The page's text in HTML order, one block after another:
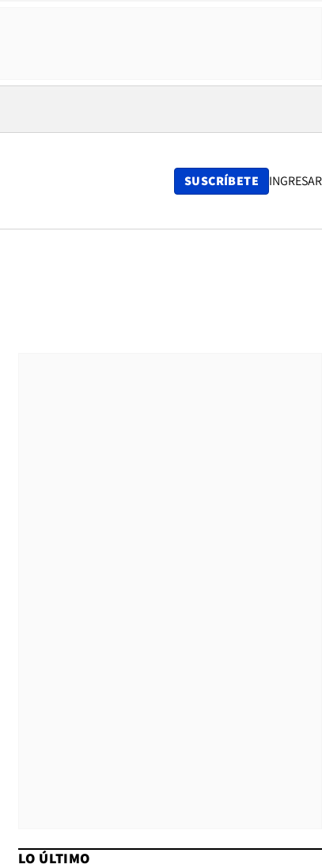
SUSCRÍBETE INGRESAR
LO ÚLTIMO